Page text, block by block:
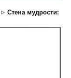
Стена мудрости: